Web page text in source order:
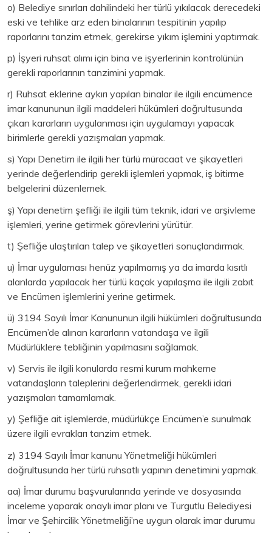
o) Belediye sınırları dahilindeki her türlü yıkılacak derecedeki
eski ve tehlike arz eden binalarının tespitinin yapılıp
raporlarını tanzim etmek, gerekirse yıkım işlemini yaptırmak.
p) İşyeri ruhsat alımı için bina ve işyerlerinin kontrolünün
gerekli raporlarının tanzimini yapmak.
r) Ruhsat eklerine aykırı yapılan binalar ile ilgili encümence
imar kanununun ilgili maddeleri hükümleri doğrultusunda
çıkan kararların uygulanması için uygulamayı yapacak
birimlerle gerekli yazışmaları yapmak.
s) Yapı Denetim ile ilgili her türlü müracaat ve şikayetleri
yerinde değerlendirip gerekli işlemleri yapmak, iş bitirme
belgelerini düzenlemek.
ş) Yapı denetim şefliği ile ilgili tüm teknik, idari ve arşivleme
işlemleri, yerine getirmek görevlerini yürütür.
t) Şefliğe ulaştırılan talep ve şikayetleri sonuçlandırmak.
u) İmar uygulaması henüz yapılmamış ya da imarda kısıtlı
alanlarda yapılacak her türlü kaçak yapılaşma ile ilgili zabıt
ve Encümen işlemlerini yerine getirmek.
ü) 3194 Sayılı İmar Kanununun ilgili hükümleri doğrultusunda
Encümen’de alınan kararların vatandaşa ve ilgili
Müdürlüklere tebliğinin yapılmasını sağlamak.
v) Servis ile ilgili konularda resmi kurum mahkeme
vatandaşların taleplerini değerlendirmek, gerekli idari
yazışmaları tamamlamak.
y) Şefliğe ait işlemlerde, müdürlükçe Encümen’e sunulmak
üzere ilgili evrakları tanzim etmek.
z) 3194 Sayılı İmar kanunu Yönetmeliği hükümleri
doğrultusunda her türlü ruhsatlı yapının denetimini yapmak.
aa) İmar durumu başvurularında yerinde ve dosyasında
inceleme yaparak onaylı imar planı ve Turgutlu Belediyesi
İmar ve Şehircilik Yönetmeliği’ne uygun olarak imar durumu